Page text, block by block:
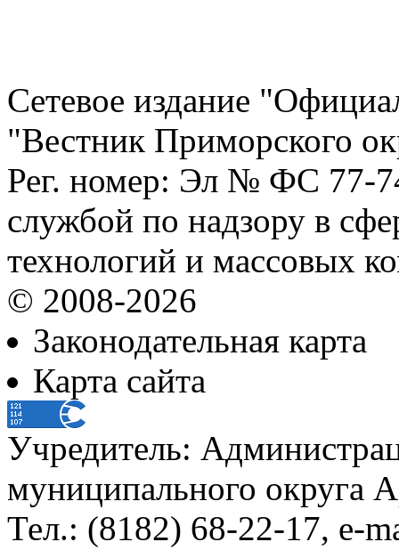
Сетевое издание
"Вестник Приморского
Рег. номер: Эл № ФС 77-
службой по надзору в
технологий и массовых
© 2008-2026
Законодательная карта
Карта сайта
Учредитель:
муниципального округа
Тел.: (8182) 68-22-17, e-